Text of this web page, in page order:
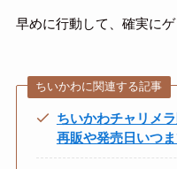
早めに行動して、確実に
ちいかわに関連する記事
ちいかわチャリメ
再販や発売日いつ